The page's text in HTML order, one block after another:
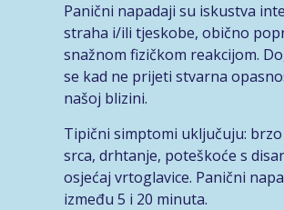
Panični napadaji su iskustva
straha i/ili tjeskobe, obično
snažnom fizičkom reakcijom.
se kad ne prijeti stvarna
našoj blizini.
Tipični simptomi uključuju:
srca, drhtanje, poteškoće s
osjećaj vrtoglavice. Panični
između 5 i 20 minuta.